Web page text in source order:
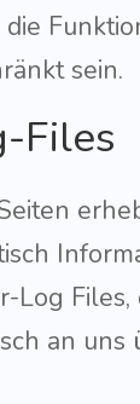
sein.
Files
Log Files,
an uns